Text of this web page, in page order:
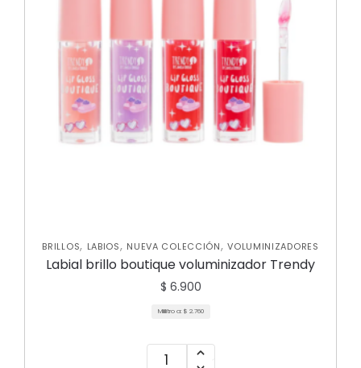
BRILLOS, LABIOS, NUEVA COLECCIÓN,VOLUMINIZADORES
Labial brillo boutique voluminizador Trendy
$ 6.900
Mililitro a: $ 2.760